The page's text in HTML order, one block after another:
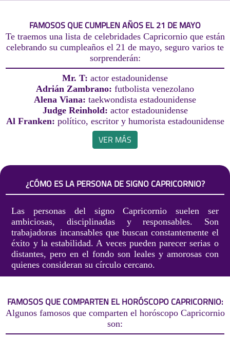
FAMOSOS QUE CUMPLEN AÑOS EL 21 DE MAYO
Te traemos una lista de celebridades Capricornio que están
celebrando su cumpleaños el 21 de mayo, seguro varios te
sorprenderán:
Mr. T: actor estadounidense
Adrián Zambrano: futbolista venezolano
Alena Viana: taekwondista estadounidense
Judge Reinhold: actor estadounidense
Al Franken: político, escritor y humorista estadounidense
VER MÁS
¿CÓMO ES LA PERSONA DE SIGNO CAPRICORNIO?
Las personas del signo Capricornio suelen ser
ambiciosas, disciplinadas y responsables. Son
trabajadoras incansables que buscan constantemente el
éxito y la estabilidad. A veces pueden parecer serias o
distantes, pero en el fondo son leales y amorosas con
quienes consideran su círculo cercano.
FAMOSOS QUE COMPARTEN EL HORÓSCOPO CAPRICORNIO:
Algunos famosos que comparten el horóscopo Capricornio
son: